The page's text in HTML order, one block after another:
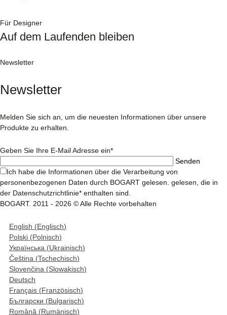
Für Designer
Auf dem Laufenden bleiben
Newsletter
Newsletter
Melden Sie sich an, um die neuesten Informationen über unsere
Produkte zu erhalten.
Geben Sie Ihre E-Mail Adresse ein*
Ich habe die Informationen über die Verarbeitung von
personenbezogenen Daten durch BOGART gelesen. gelesen, die in
der Datenschutzrichtlinie* enthalten sind.
BOGART. 2011 - 2026 © Alle Rechte vorbehalten
English (Englisch)
Polski (Polnisch)
Українська (Ukrainisch)
Čeština (Tschechisch)
Slovenčina (Slowakisch)
Deutsch
Français (Französisch)
Български (Bulgarisch)
Română (Rumänisch)